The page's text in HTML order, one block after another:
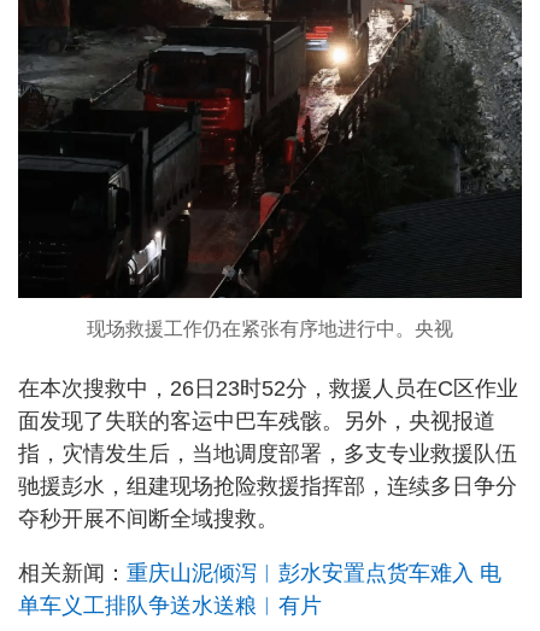
现场救援工作仍在紧张有序地进行中。央视
在本次搜救中，26日23时52分，救援人员在C区作业
面发现了失联的客运中巴车残骸。另外，央视报道
指，灾情发生后，当地调度部署，多支专业救援队伍
驰援彭水，组建现场抢险救援指挥部，连续多日争分
夺秒开展不间断全域搜救。
相关新闻： 重庆山泥倾泻︱彭水安置点货车难入 电
单车义工排队争送水送粮︱有片